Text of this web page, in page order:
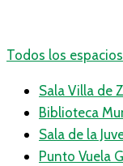
Todos los espacios
Sala Villa de
Biblioteca
Sala de la
Punto Vuela